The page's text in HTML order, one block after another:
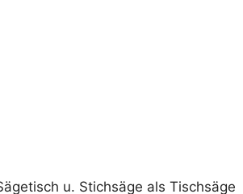
u. Stichsäge als Tischsäge